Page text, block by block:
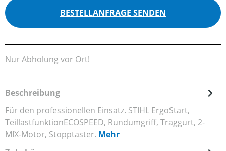
BESTELLANFRAGE SENDEN
Nur Abholung vor Ort!
Beschreibung
Für den professionellen Einsatz. STIHL ErgoStart,
TeillastfunktionECOSPEED, Rundumgriff, Traggurt, 2-
MIX-Motor, Stopptaster. Mehr